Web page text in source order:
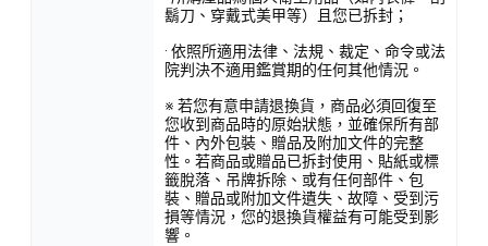
鬍刀、穿戴式美甲等）且您已拆封；
· 依照所適用法律、法規、裁定、命令或法
院判決不適用鑑賞期的任何其他情況。
※ 若您有意申請退換貨，商品必須回復至
您收到商品時的原始狀態，並確保所有部
件、內外包裝、贈品及附加文件的完整
性。若商品或贈品已拆封使用、貼紙或標
籤脫落、吊牌拆除、或有任何部件、包
裝、贈品或附加文件遺失、故障、受到污
損等情況，您的退換貨權益有可能受到影
響。